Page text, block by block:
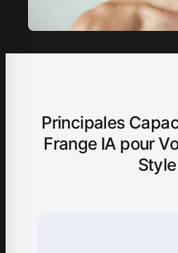
Principales
Frange IA pour
Style